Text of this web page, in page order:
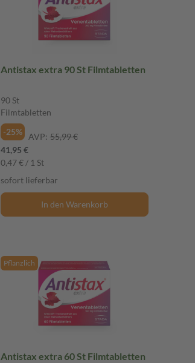
Antistax extra 90 St Filmtabletten
90 St
Filmtabletten
-25%
AVP: 55,99 €
41,95 €
0,47 € / 1 St
sofort lieferbar
In den Warenkorb
Pflanzlich
Antistax extra 60 St Filmtabletten